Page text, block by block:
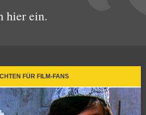
hier ein.
FÜR FILM-FANS